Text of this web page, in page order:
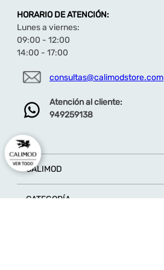
HORARIO DE ATENCIÓN:
Lunes a viernes:
09:00 - 12:00
14:00 - 17:00
consultas@calimodstore.com
Atención al cliente:
949259138
CALIMOD
CATEGORÍA